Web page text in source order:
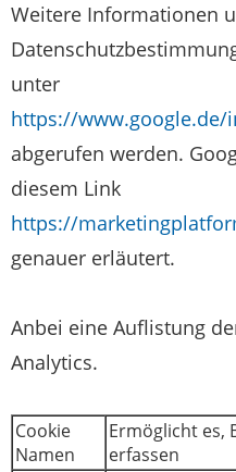
Weitere Informationen
unter
https://
abgerufen werden.
diesem Link
https://
genauer erläutert.
Anbei eine Auflistung
Analytics.
Cookie
Namen
Ermöglicht es,
erfassen